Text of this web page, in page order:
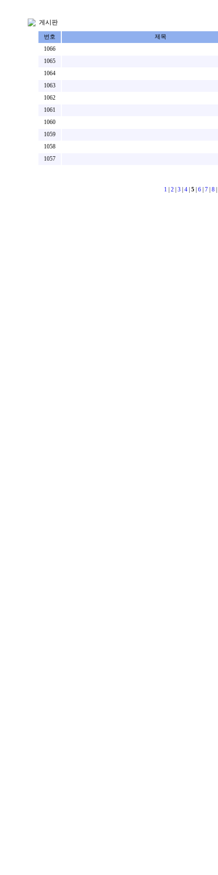
게시판
번호
제목
1066
1065
1064
1063
1062
1061
1060
1059
1058
1057
1 2 3 4 5 6 7 8